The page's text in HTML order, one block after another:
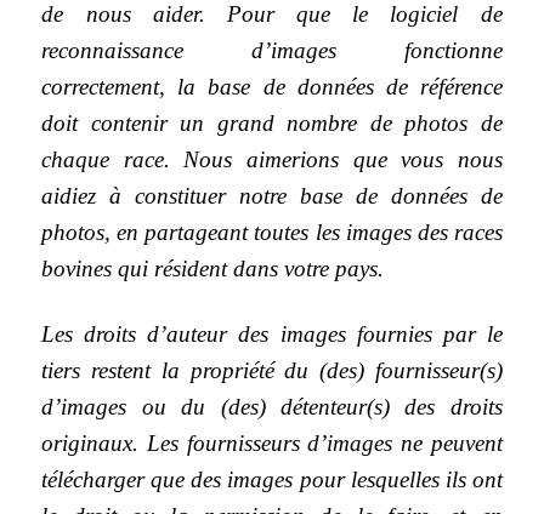
de nous aider. Pour que le logiciel de
reconnaissance d’images fonctionne
correctement, la base de données de référence
doit contenir un grand nombre de photos de
chaque race. Nous aimerions que vous nous
aidiez à constituer notre base de données de
photos, en partageant toutes les images des races
bovines qui résident dans votre pays.
Les droits d’auteur des images fournies par le
tiers restent la propriété du (des) fournisseur(s)
d’images ou du (des) détenteur(s) des droits
originaux. Les fournisseurs d’images ne peuvent
télécharger que des images pour lesquelles ils ont